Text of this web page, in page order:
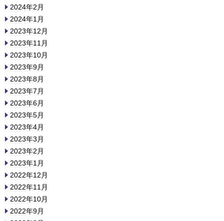
2024年2月
2024年1月
2023年12月
2023年11月
2023年10月
2023年9月
2023年8月
2023年7月
2023年6月
2023年5月
2023年4月
2023年3月
2023年2月
2023年1月
2022年12月
2022年11月
2022年10月
2022年9月